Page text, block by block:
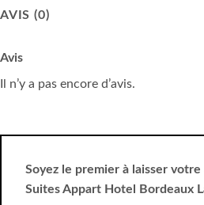
AVIS (0)
Avis
Il n’y a pas encore d’avis.
Soyez le premier à laisser votre
Suites Appart Hotel Bordeaux